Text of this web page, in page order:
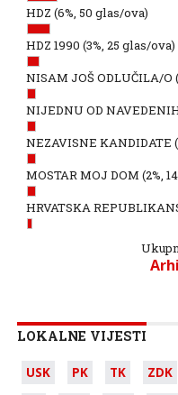
HDZ (6%, 50 glas/ova)
HDZ 1990 (3%, 25 glas/ova)
NISAM JOŠ ODLUČILA/O
NIJEDNU OD
NEZAVISNE KANDIDATE
MOSTAR MOJ DOM (2%,
HRVATSKA
LOKALNE VIJESTI
USK PK TK ZDK